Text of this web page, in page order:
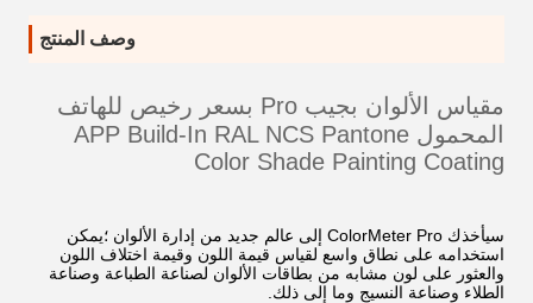
وصف المنتج
مقياس الألوان بجيب Pro بسعر رخيص للهاتف
المحمول APP Build-In RAL NCS Pantone
Color Shade Painting Coating
سيأخذك ColorMeter Pro إلى عالم جديد من إدارة الألوان ؛يمكن
استخدامه على نطاق واسع لقياس قيمة اللون وقيمة اختلاف اللون
والعثور على لون مشابه من بطاقات الألوان لصناعة الطباعة وصناعة
الطلاء وصناعة النسيج وما إلى ذلك.